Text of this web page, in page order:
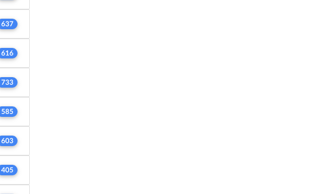
637
616
733
585
603
405